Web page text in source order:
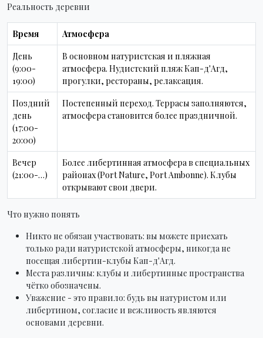
Реальность деревни
Время
Атмосфера
День
(9:00-
19:00)
В основном натуристская и пляжная
атмосфера. Нудистский пляж Кап-д'Агд,
прогулки, рестораны, релаксация.
Поздний
день
(17:00-
20:00)
Постепенный переход. Террасы заполняются,
атмосфера становится более праздничной.
Вечер
(21:00-…)
Более либертинная атмосфера в специальных
районах (Port Nature, Port Ambonne). Клубы
открывают свои двери.
Что нужно понять
Никто не обязан участвовать: вы можете приехать
только ради натуристской атмосферы, никогда не
посещая либертин-клубы Кап-д'Агд.
Места различны: клубы и либертинные пространства
чётко обозначены.
Уважение - это правило: будь вы натуристом или
либертином, согласие и вежливость являются
основами деревни.